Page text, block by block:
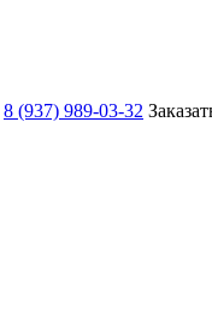
8 (937) 989-03-32